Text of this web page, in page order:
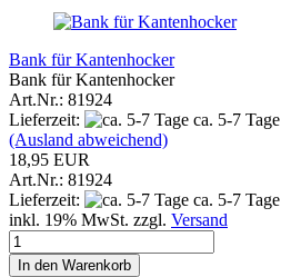
Bank für Kantenhocker
Bank für Kantenhocker
Art.Nr.: 81924
Lieferzeit:
ca. 5-7 Tage
(Ausland abweichend)
18,95 EUR
Art.Nr.: 81924
Lieferzeit:
ca. 5-7 Tage
inkl. 19% MwSt. zzgl. Versand
In den Warenkorb